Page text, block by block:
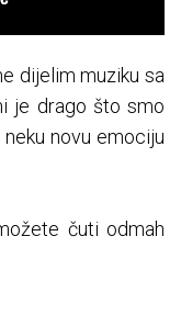
dijelim muziku sa
je drago što smo
novu emociju
čuti odmah